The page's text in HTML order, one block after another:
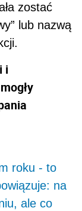
zostać
lub nazwą
i
roku - to
na
ale co